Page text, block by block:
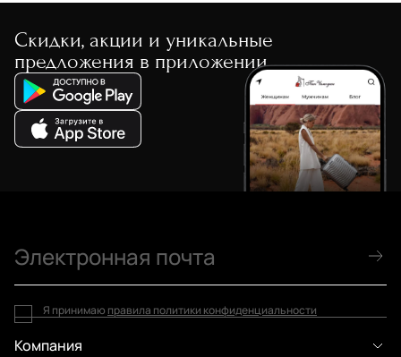
Скидки, акции и уникальные
предложения в приложении
Компания
Я принимаю правила политики конфиденциальности